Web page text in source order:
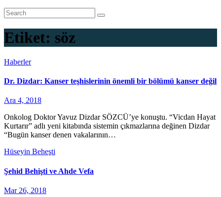
Etiket: söz
Haberler
Dr. Dizdar: Kanser teşhislerinin önemli bir bölümü kanser değil
Ara 4, 2018
Onkolog Doktor Yavuz Dizdar SÖZCÜ’ye konuştu. “Vicdan Hayat
Kurtarır” adlı yeni kitabında sistemin çıkmazlarına değinen Dizdar
“Bugün kanser denen vakalarının…
Hüseyin Beheşti
Şehid Behişti ve Ahde Vefa
Mar 26, 2018